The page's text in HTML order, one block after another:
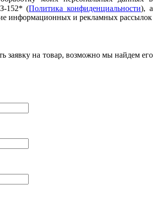
152* (Политика конфиденциальности), а
информационных и рекламных рассылок
заявку на товар, возможно мы найдем его